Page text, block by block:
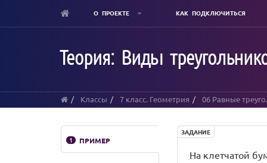
О ПРОЕКТЕ КАК ПОДКЛЮЧИТЬСЯ
Теория: Виды
Классы 7 класс. Геометрия 06 Равные
1 ПРИМЕР
ЗАДАНИЕ
На клетчатой